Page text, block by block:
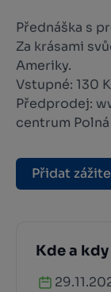
Přednáška s
Za krásami
Ameriky.
Vstupné: 130
Předprodej:
centrum Polná
Přidat
Kde a kdy